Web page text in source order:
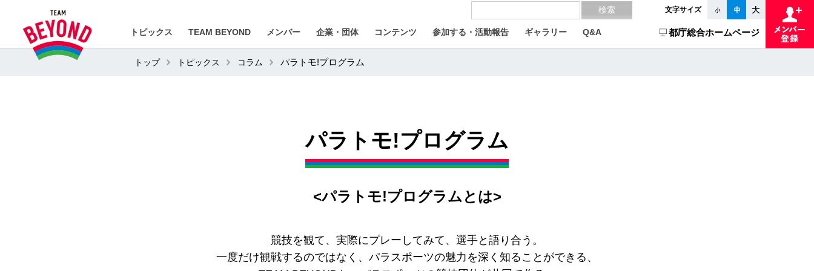
文字サイズ
トピックス TEAM BEYOND メンバー 企業・団体 コンテンツ 参加する・活動報告 ギャラリー Q&A 都庁総合ホームページ
トップ トピックス コラム パラトモ!プログラム
パラトモ!プログラム
<パラトモ!プログラムとは>
競技を観て、実際にプレーしてみて、選手と語り合う。
一度だけ観戦するのではなく、パラスポーツの魅力を深く知ることができる、